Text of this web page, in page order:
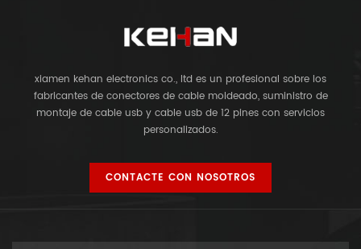
xiamen kehan electronics co., ltd es un profesional sobre los
fabricantes de conectores de cable moldeado, suministro de
montaje de cable usb y cable usb de 12 pines con servicios
personalizados.
CONTACTE CON NOSOTROS